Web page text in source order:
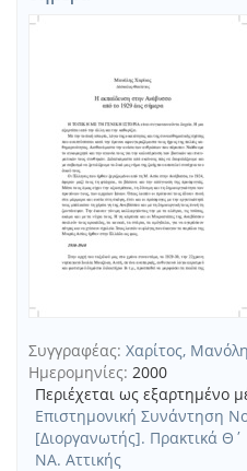
9
τεκμήρια
σύνολο
σελίδων
Περιορισμός
με
χρήση
κριτηρίων
αναζήτησης
Συγγραφέας: Χαρίτος,
Ημερομηνίες: 2000
Περιέχεται ως εξαρτημένο
Επιστημονική Συνάντηση
[Διοργανωτής]. Πρακτικά
ΝΑ. Αττικής